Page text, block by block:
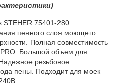
STEHER 75401-280
пенного слоя моющего
Полная совместимость
Большой объем для
резьбовое
пены. Подходит для моек